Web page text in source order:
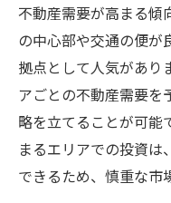
不動産需要が高まる傾
の中心部や交通の便が
拠点として人気があり
アごとの不動産需要を
略を立てることが可能
まるエリアでの投資
できるため、慎重な市